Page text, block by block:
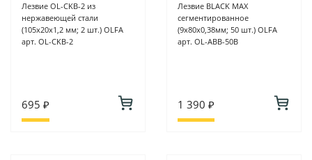
Лезвие OL-CKB-2 из
нержавеющей стали
(105х20х1,2 мм; 2 шт.) OLFA
арт. OL-CKB-2
695 ₽
Лезвие BLACK MAX
сегментированное
(9х80х0,38мм; 50 шт.) OLFA
арт. OL-ABB-50B
1 390 ₽